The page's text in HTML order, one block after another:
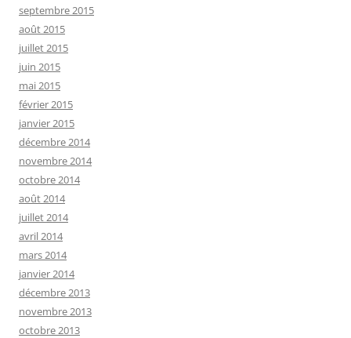
septembre 2015
août 2015
juillet 2015
juin 2015
mai 2015
février 2015
janvier 2015
décembre 2014
novembre 2014
octobre 2014
août 2014
juillet 2014
avril 2014
mars 2014
janvier 2014
décembre 2013
novembre 2013
octobre 2013